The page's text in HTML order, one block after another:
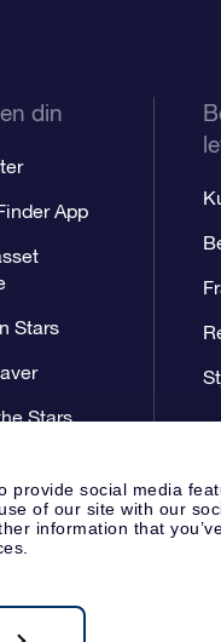
provide social media
of our site with our
information that
din
App
Stars
Stars